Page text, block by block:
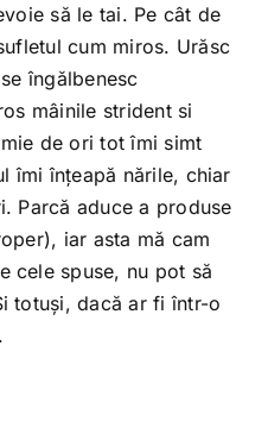
să le tai. Pe cât de
cum miros. Urăsc
îngălbenesc
mâinile strident si
de ori tot îmi simt
îmi înțeapă nările, chiar
Parcă aduce a produse
iar asta mă cam
cele spuse, nu pot să
totuși, dacă ar fi într-o